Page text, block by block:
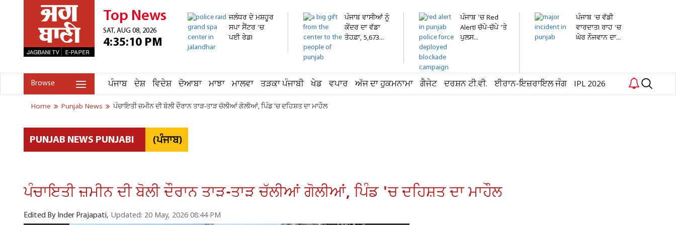
Top News
SAT, AUG 08, 2026
4:35:10 PM
ਜਲੰਧਰ ਦੇ ਮਸ਼ਹੂਰ
ਸਪਾ ਸੈਂਟਰ 'ਚ
ਪਈ ਰੇਡ!
ਪੰਜਾਬ ਵਾਸੀਆਂ ਨੂੰ
ਕੇਂਦਰ ਦਾ ਵੱਡਾ
ਤੋਹਫ਼ਾ, 5,673...
ਪੰਜਾਬ 'ਚ Red
Alert! ਚੱਪੇ-ਚੱਪੇ 'ਤੇ
ਪੁਲਸ...
ਪੰਜਾਬ 'ਚ ਵੱਡੀ
ਵਾਰਦਾਤ! ਰਾਹ 'ਚ
ਘੇਰ ਨੌਜਵਾਨ ਦਾ...
Browse ਪੰਜਾਬ ਦੇਸ਼ ਵਿਦੇਸ਼ ਦੋਆਬਾ ਮਾਝਾ ਮਾਲਵਾ ਤੜਕਾ ਪੰਜਾਬੀ ਖੇਡ ਵਪਾਰ ਅੱਜ ਦਾ ਹੁਕਮਨਾਮਾ ਗੈਜੇਟ ਦਰਸ਼ਨ ਟੀ.ਵੀ. ਈਰਾਨ-ਇਜ਼ਰਾਇਲ ਜੰਗ IPL 2026
Home Punjab News ਪੰਚਾਇਤੀ ਜ਼ਮੀਨ ਦੀ ਬੋਲੀ ਦੌਰਾਨ ਤਾੜ-ਤਾੜ ਚੱਲੀਆਂ ਗੋਲੀਆਂ, ਪਿੰਡ 'ਚ ਦਹਿਸ਼ਤ ਦਾ ਮਾਹੌਲ
PUNJAB NEWS PUNJABI (ਪੰਜਾਬ)
ਪੰਚਾਇਤੀ ਜ਼ਮੀਨ ਦੀ ਬੋਲੀ ਦੌਰਾਨ ਤਾੜ-ਤਾੜ ਚੱਲੀਆਂ ਗੋਲੀਆਂ, ਪਿੰਡ 'ਚ ਦਹਿਸ਼ਤ ਦਾ ਮਾਹੌਲ
Edited By Inder Prajapati, Updated: 20 May, 2026 08:44 PM